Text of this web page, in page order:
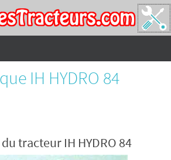
IH HYDRO 84
tracteur IH HYDRO 84